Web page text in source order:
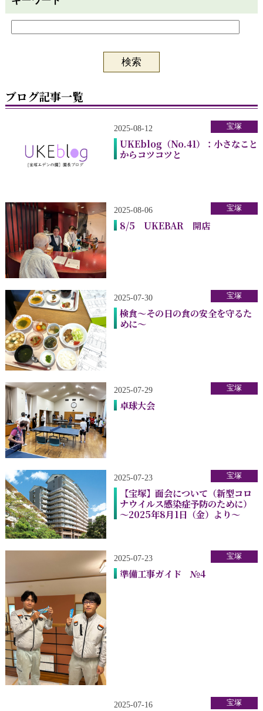
ブログ記事一覧
2025-08-12
UKEblog（No.41）：小さなこと
からコツコツと
宝塚
2025-08-06
8/5 UKEBAR 開店
宝塚
2025-07-30
検食～その日の食の安全を守るた
めに～
宝塚
2025-07-29
卓球大会
宝塚
2025-07-23
【宝塚】面会について（新型コロ
ナウイルス感染症予防のために）
～2025年8月1日（金）より～
宝塚
2025-07-23
準備工事ガイド №4
宝塚
2025-07-16 宝塚